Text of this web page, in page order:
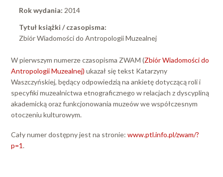
Rok wydania: 2014
Tytuł książki / czasopisma:
Zbiór Wiadomości do Antropologii Muzealnej
W pierwszym numerze czasopisma ZWAM (Zbiór Wiadomości do
Antropologii Muzealnej) ukazał się tekst Katarzyny
Waszczyńskiej, będący odpowiedzią na ankietę dotyczącą roli i
specyfiki muzealnictwa etnograficznego w relacjach z dyscypliną
akademicką oraz funkcjonowania muzeów we współczesnym
otoczeniu kulturowym.
Cały numer dostępny jest na stronie: www.ptl.info.pl/zwam/?
p=1.